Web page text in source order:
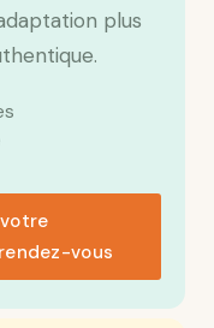
plus
vous